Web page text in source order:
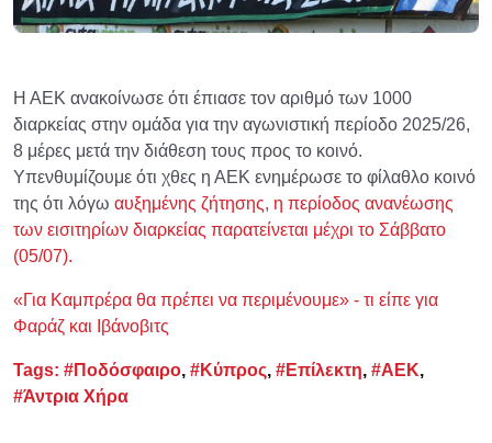
Η ΑΕΚ ανακοίνωσε ότι έπιασε τον αριθμό των 1000
διαρκείας στην ομάδα για την αγωνιστική περίοδο 2025/26,
8 μέρες μετά την διάθεση τους προς το κοινό.
Υπενθυμίζουμε ότι χθες η ΑΕΚ ενημέρωσε το φίλαθλο κοινό
της ότι λόγω αυξημένης ζήτησης, η περίοδος ανανέωσης
των εισιτηρίων διαρκείας παρατείνεται μέχρι το Σάββατο
(05/07).
«Για Καμπρέρα θα πρέπει να περιμένουμε» - τι είπε για
Φαράζ και Ιβάνοβιτς
Tags: #Ποδόσφαιρο, #Κύπρος, #Επίλεκτη, #ΑΕΚ,
#Άντρια Χήρα